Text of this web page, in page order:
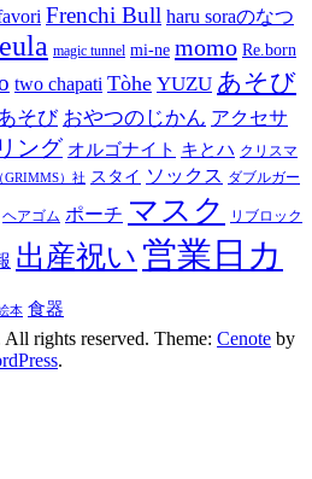
Frenchi Bull haru soraのなつ
magic tunnel mi-ne momo Re.born
two chapati Tòhe YUZU あそび
そび おやつのじかん アクセサ
ング オルゴナイト キとハ クリスマ
GRIMMS）社 スタイ ソックス ダブルガー
ヘアゴム ポーチ マスク リブロック
出産祝い 営業日カ
本 食器
All rights reserved. Theme: Cenote by
.